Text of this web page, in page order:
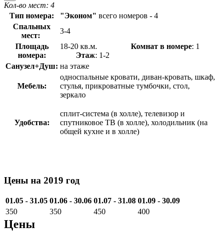
Кол-во мест: 4
Тип номера:
"Эконом" всего номеров - 4
Спальных
мест:
3-4
Площадь
номера:
18-20 кв.м. Комнат в номере: 1
Этаж: 1-2
Санузел+Душ: на этаже
Мебель:
односпальные кровати, диван-кровать, шкаф,
стулья, прикроватные тумбочки, стол,
зеркало
Удобства:
сплит-система (в холле), телевизор и
спутниковое ТВ (в холле), холодильник (на
общей кухне и в холле)
Цены на 2019 год
01.05 - 31.05 01.06 - 30.06 01.07 - 31.08 01.09 - 30.09
350
350 450 400
Цены